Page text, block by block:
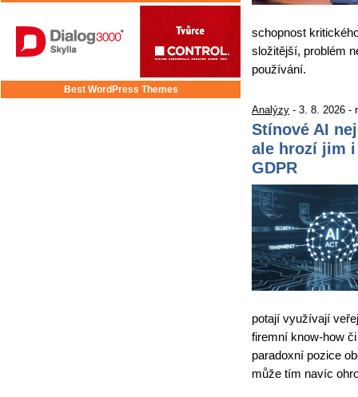
Best WordPress Themes
schopnost
složitější, problém
používání.
Analýzy - 3. 8. 2026 -
Stínové AI
ale hrozí jim
GDPR
potají využívají
firemní know-how
paradoxní pozice
může tím navíc